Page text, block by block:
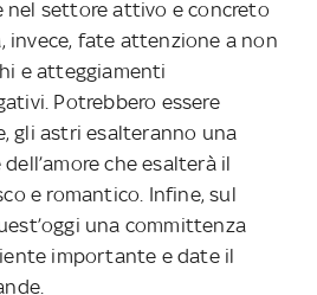
nel settore attivo e concreto
invece, fate attenzione a non
e atteggiamenti
Potrebbero essere
gli astri esalteranno una
che esalterà il
e romantico. Infine, sul
una committenza
importante e date il